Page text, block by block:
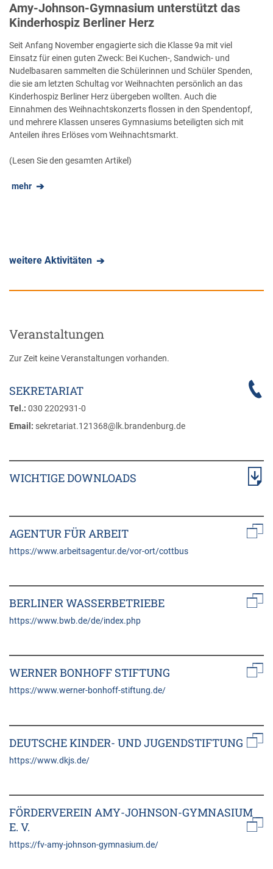
Amy-Johnson-Gymnasium unterstützt das
Kinderhospiz Berliner Herz
Seit Anfang November engagierte sich die Klasse 9a mit viel
Einsatz für einen guten Zweck: Bei Kuchen-, Sandwich- und
Nudelbasaren sammelten die Schülerinnen und Schüler Spenden,
die sie am letzten Schultag vor Weihnachten persönlich an das
Kinderhospiz Berliner Herz übergeben wollten. Auch die
Einnahmen des Weihnachtskonzerts flossen in den Spendentopf,
und mehrere Klassen unseres Gymnasiums beteiligten sich mit
Anteilen ihres Erlöses vom Weihnachtsmarkt.
(Lesen Sie den gesamten Artikel)
mehr
weitere Aktivitäten
Veranstaltungen
Zur Zeit keine Veranstaltungen vorhanden.
SEKRETARIAT
Tel.: 030 2202931-0
Email: sekretariat.121368@lk.brandenburg.de
WICHTIGE DOWNLOADS
AGENTUR FÜR ARBEIT
https://www.arbeitsagentur.de/vor-ort/cottbus
BERLINER WASSERBETRIEBE
https://www.bwb.de/de/index.php
WERNER BONHOFF STIFTUNG
https://www.werner-bonhoff-stiftung.de/
DEUTSCHE KINDER- UND JUGENDSTIFTUNG
https://www.dkjs.de/
FÖRDERVEREIN AMY-JOHNSON-GYMNASIUM
E. V.
https://fv-amy-johnson-gymnasium.de/